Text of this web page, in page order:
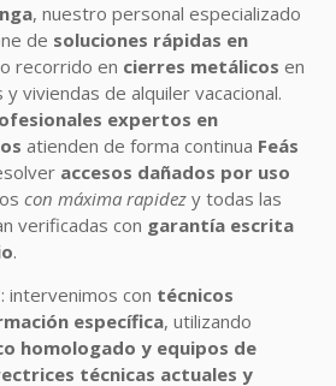
, nuestro personal especializado
de soluciones rápidas en
recorrido en cierres metálicos en
viviendas de alquiler vacacional.
expertos en
atienden de forma continua Feás
accesos dañados por uso
con máxima rapidez y todas las
verificadas con garantía escrita
.
: intervenimos con técnicos
específica, utilizando
homologado y equipos de
técnicas actuales y